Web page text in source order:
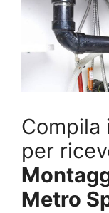
Compila
per
Metro